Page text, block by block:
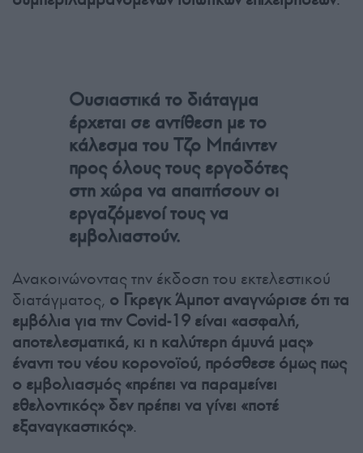
Ουσιαστικά το διάταγμα
έρχεται σε αντίθεση με το
κάλεσμα του Τζο Μπάιντεν
προς όλους τους εργοδότες
στη χώρα να απαιτήσουν οι
εργαζόμενοί τους να
εμβολιαστούν.
Ανακοινώνοντας την έκδοση του εκτελεστικού
διατάγματος, ο Γκρεγκ Άμποτ αναγνώρισε ότι τα
εμβόλια για την Covid-19 είναι «ασφαλή,
αποτελεσματικά, κι η καλύτερη άμυνά μας»
έναντι του νέου κορονοϊού, πρόσθεσε όμως πως
ο εμβολιασμός «πρέπει να παραμείνει
εθελοντικός» δεν πρέπει να γίνει «ποτέ
εξαναγκαστικός».